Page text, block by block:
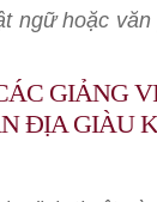
ngữ hoặc
GIẢNG
ĐỊA GIÀU